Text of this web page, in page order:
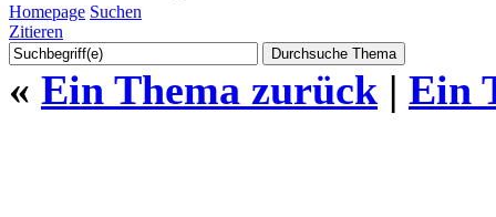
Homepage Suchen
Zitieren
« Ein Thema zurück | Ein